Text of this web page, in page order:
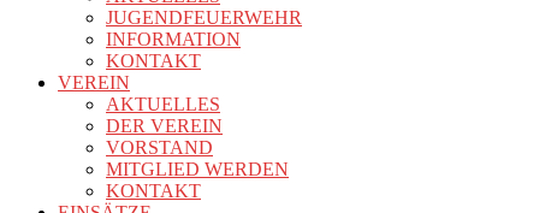
JUGENDFEUERWEHR
INFORMATION
KONTAKT
VEREIN
AKTUELLES
DER VEREIN
VORSTAND
MITGLIED WERDEN
KONTAKT